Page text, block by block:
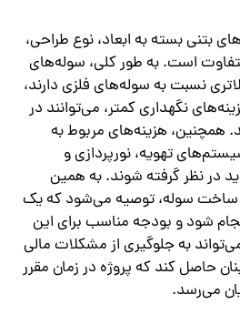
بتنی بسته به ابعاد، نوع طراحی،
است. به طور کلی، سوله‌های
نسبت به سوله‌های فلزی دارند،
نگهداری کمتر، می‌توانند در
همچنین، هزینه‌های مربوط به
تهویه، نورپردازی و
در نظر گرفته شوند. به همین
ساخت سوله، توصیه می‌شود که یک
شود و بودجه مناسب برای این
به جلوگیری از مشکلات مالی
حاصل کند که پروژه در زمان مقرر
می‌رسد.